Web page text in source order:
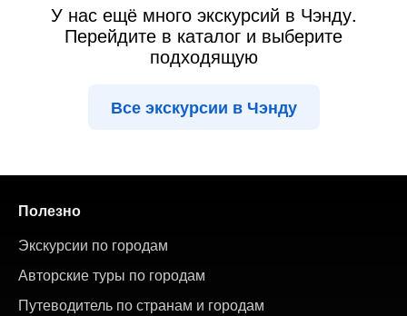
У нас ещё много экскурсий в Чэнду.
Перейдите в каталог и выберите
подходящую
Все экскурсии в Чэнду
Полезно
Экскурсии по городам
Авторские туры по городам
Путеводитель по странам и городам